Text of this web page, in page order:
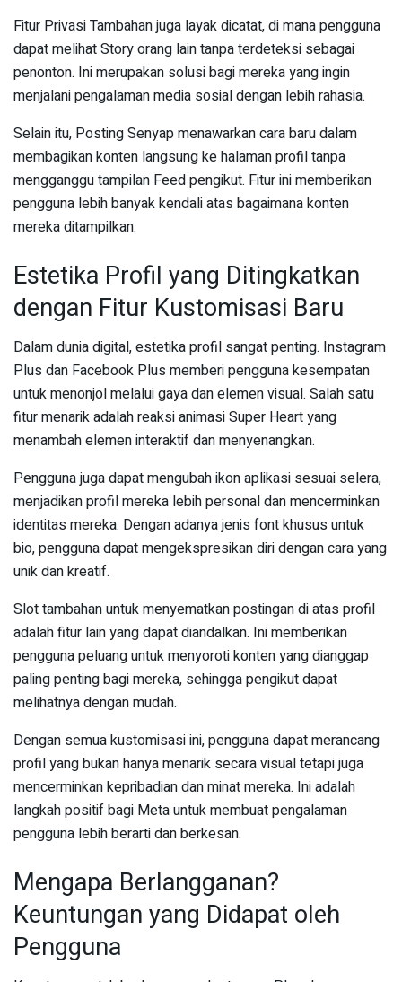
Fitur Privasi Tambahan juga layak dicatat, di mana pengguna
dapat melihat Story orang lain tanpa terdeteksi sebagai
penonton. Ini merupakan solusi bagi mereka yang ingin
menjalani pengalaman media sosial dengan lebih rahasia.
Selain itu, Posting Senyap menawarkan cara baru dalam
membagikan konten langsung ke halaman profil tanpa
mengganggu tampilan Feed pengikut. Fitur ini memberikan
pengguna lebih banyak kendali atas bagaimana konten
mereka ditampilkan.
Estetika Profil yang Ditingkatkan
dengan Fitur Kustomisasi Baru
Dalam dunia digital, estetika profil sangat penting. Instagram
Plus dan Facebook Plus memberi pengguna kesempatan
untuk menonjol melalui gaya dan elemen visual. Salah satu
fitur menarik adalah reaksi animasi Super Heart yang
menambah elemen interaktif dan menyenangkan.
Pengguna juga dapat mengubah ikon aplikasi sesuai selera,
menjadikan profil mereka lebih personal dan mencerminkan
identitas mereka. Dengan adanya jenis font khusus untuk
bio, pengguna dapat mengekspresikan diri dengan cara yang
unik dan kreatif.
Slot tambahan untuk menyematkan postingan di atas profil
adalah fitur lain yang dapat diandalkan. Ini memberikan
pengguna peluang untuk menyoroti konten yang dianggap
paling penting bagi mereka, sehingga pengikut dapat
melihatnya dengan mudah.
Dengan semua kustomisasi ini, pengguna dapat merancang
profil yang bukan hanya menarik secara visual tetapi juga
mencerminkan kepribadian dan minat mereka. Ini adalah
langkah positif bagi Meta untuk membuat pengalaman
pengguna lebih berarti dan berkesan.
Mengapa Berlangganan?
Keuntungan yang Didapat oleh
Pengguna